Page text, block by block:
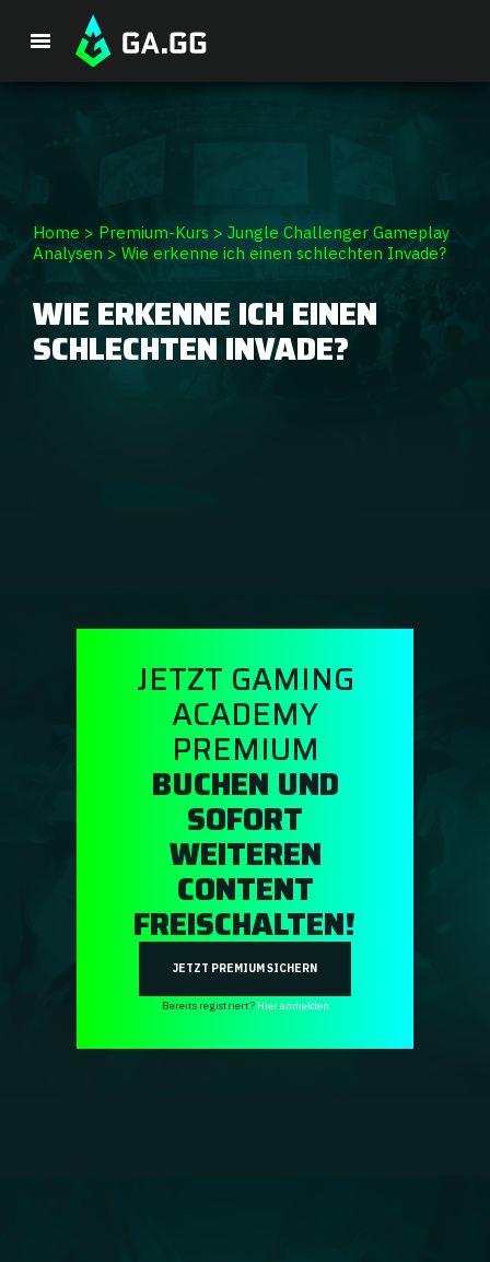
Coaching
Single Premium Course
Home > Premium-Kurs > Jungle Challenger Gameplay
Analysen > Wie erkenne ich einen schlechten Invade?
WIE ERKENNE ICH EINEN
SCHLECHTEN INVADE?
JETZT GAMING
ACADEMY
PREMIUM
BUCHEN UND
SOFORT
WEITEREN
CONTENT
FREISCHALTEN!
JETZT PREMIUM SICHERN
Bereits registriert? Hier anmelden